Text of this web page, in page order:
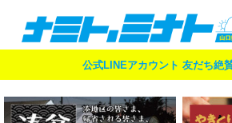
公式LINEアカウント 友だち絶